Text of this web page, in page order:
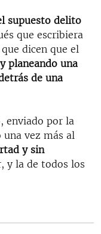
supuesto delito
que escribiera
dicen que el
planeando una
de una
enviado por la
una vez más al
y sin
y la de todos los